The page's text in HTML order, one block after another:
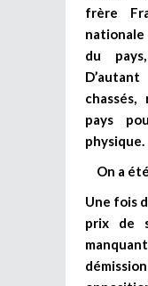
frère
du
pays
physique.
On a
Une fois
prix de